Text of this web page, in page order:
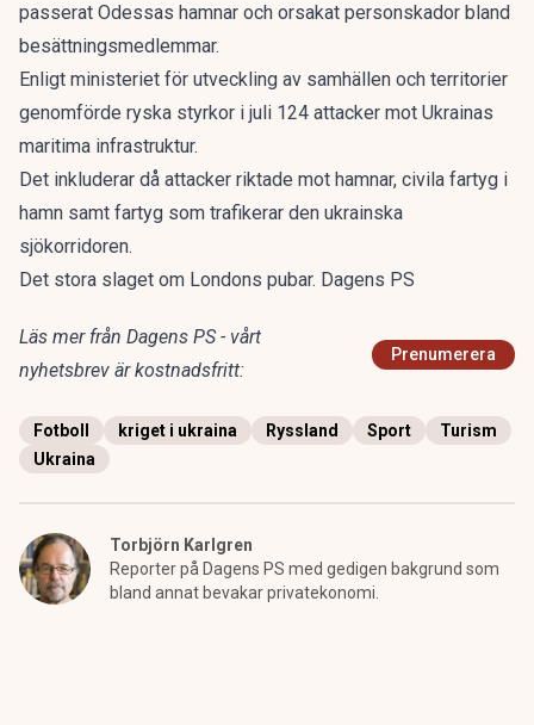
passerat Odessas hamnar och orsakat personskador bland
besättningsmedlemmar.
Enligt ministeriet för utveckling av samhällen och territorier
genomförde ryska styrkor i juli 124 attacker mot Ukrainas
maritima infrastruktur.
Det inkluderar då attacker riktade mot hamnar, civila fartyg i
hamn samt fartyg som trafikerar den ukrainska
sjökorridoren.
Det stora slaget om Londons pubar. Dagens PS
Läs mer från Dagens PS - vårt
nyhetsbrev är kostnadsfritt:
Prenumerera
Fotboll kriget i ukraina Ryssland Sport
Turism
Ukraina
Torbjörn Karlgren
Reporter på Dagens PS med gedigen bakgrund som
bland annat bevakar privatekonomi.